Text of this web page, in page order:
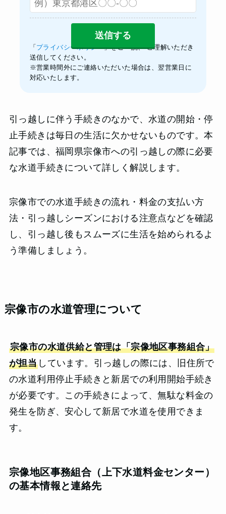
「 プライバシーポリシー」をご一読、 ご理解いただき
送信してください。
※営業時間外にご連絡いただいた場合は、翌営業日に
対応いたします。
引っ越しに伴う手続きのなかで、水道の開始・停
止手続きは毎日の生活に欠かせないものです。本
記事では、福岡県宗像市への引っ越しの際に必要
な水道手続きについて詳しく解説します。
宗像市での水道手続きの流れ・料金の支払い方
法・引っ越しシーズンにおける注意点などを確認
し、引っ越し後もスムーズに生活を始められるよ
う準備しましょう。
宗像市の水道管理について
宗像市の水道供給と管理は「宗像地区事務組合」
が担当 しています。引っ越しの際には、旧住所で
の水道利用停止手続きと新居での利用開始手続き
が必要です。この手続きによって、無駄な料金の
発生を防ぎ、安心して新居で水道を使用できま
す。
宗像地区事務組合（上下水道料金センター）
の基本情報と連絡先